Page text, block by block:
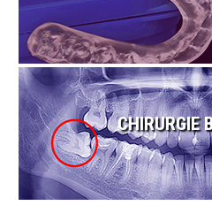
CHIRURGIE